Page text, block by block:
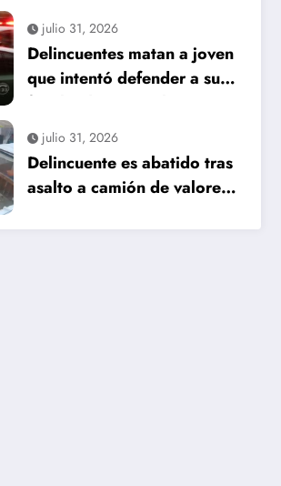
crisis.
julio 31, 2026
Delincuentes matan a joven
que intentó defender a su
familia durante robo en
Huechuraba
julio 31, 2026
Delincuente es abatido tras
asalto a camión de valores